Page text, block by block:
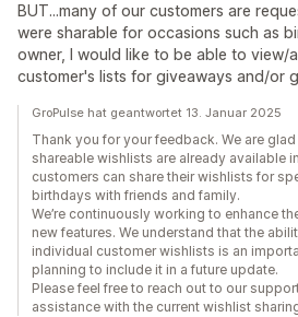
BUT...many of our customers are
were sharable for occasions such as
owner, I would like to be able to view/
customer's lists for giveaways and/or
GroPulse hat geantwortet 13. Januar 2025
Thank you for your feedback. We are
shareable wishlists are already available
customers can share their wishlists for
birthdays with friends and family.
We’re continuously working to enhance
new features. We understand that the
individual customer wishlists is an
planning to include it in a future update.
Please feel free to reach out to our
assistance with the current wishlist